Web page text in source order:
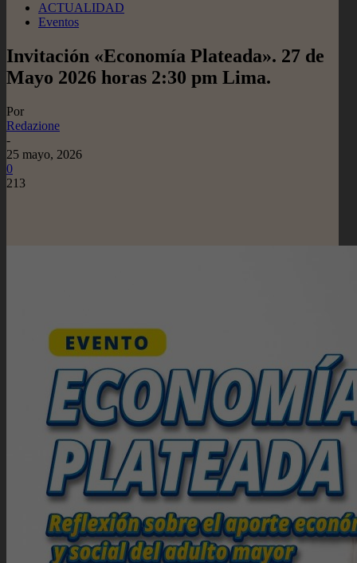
ACTUALIDAD
Eventos
Invitación «Economía Plateada». 27 de
Mayo 2026 horas 2:30 pm Lima.
Por
Redazione
-
25 mayo, 2026
0
213